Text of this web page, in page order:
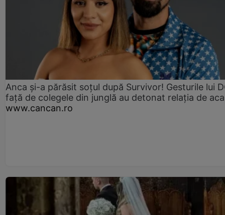
Anca și-a părăsit soțul după Survivor! Gesturile lui
față de colegele din junglă au detonat relația de
www.cancan.ro